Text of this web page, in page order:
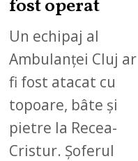
fost operat
Un echipaj al
Ambulanței Cluj ar
fi fost atacat cu
topoare, bâte și
pietre la Recea-
Cristur. Șoferul